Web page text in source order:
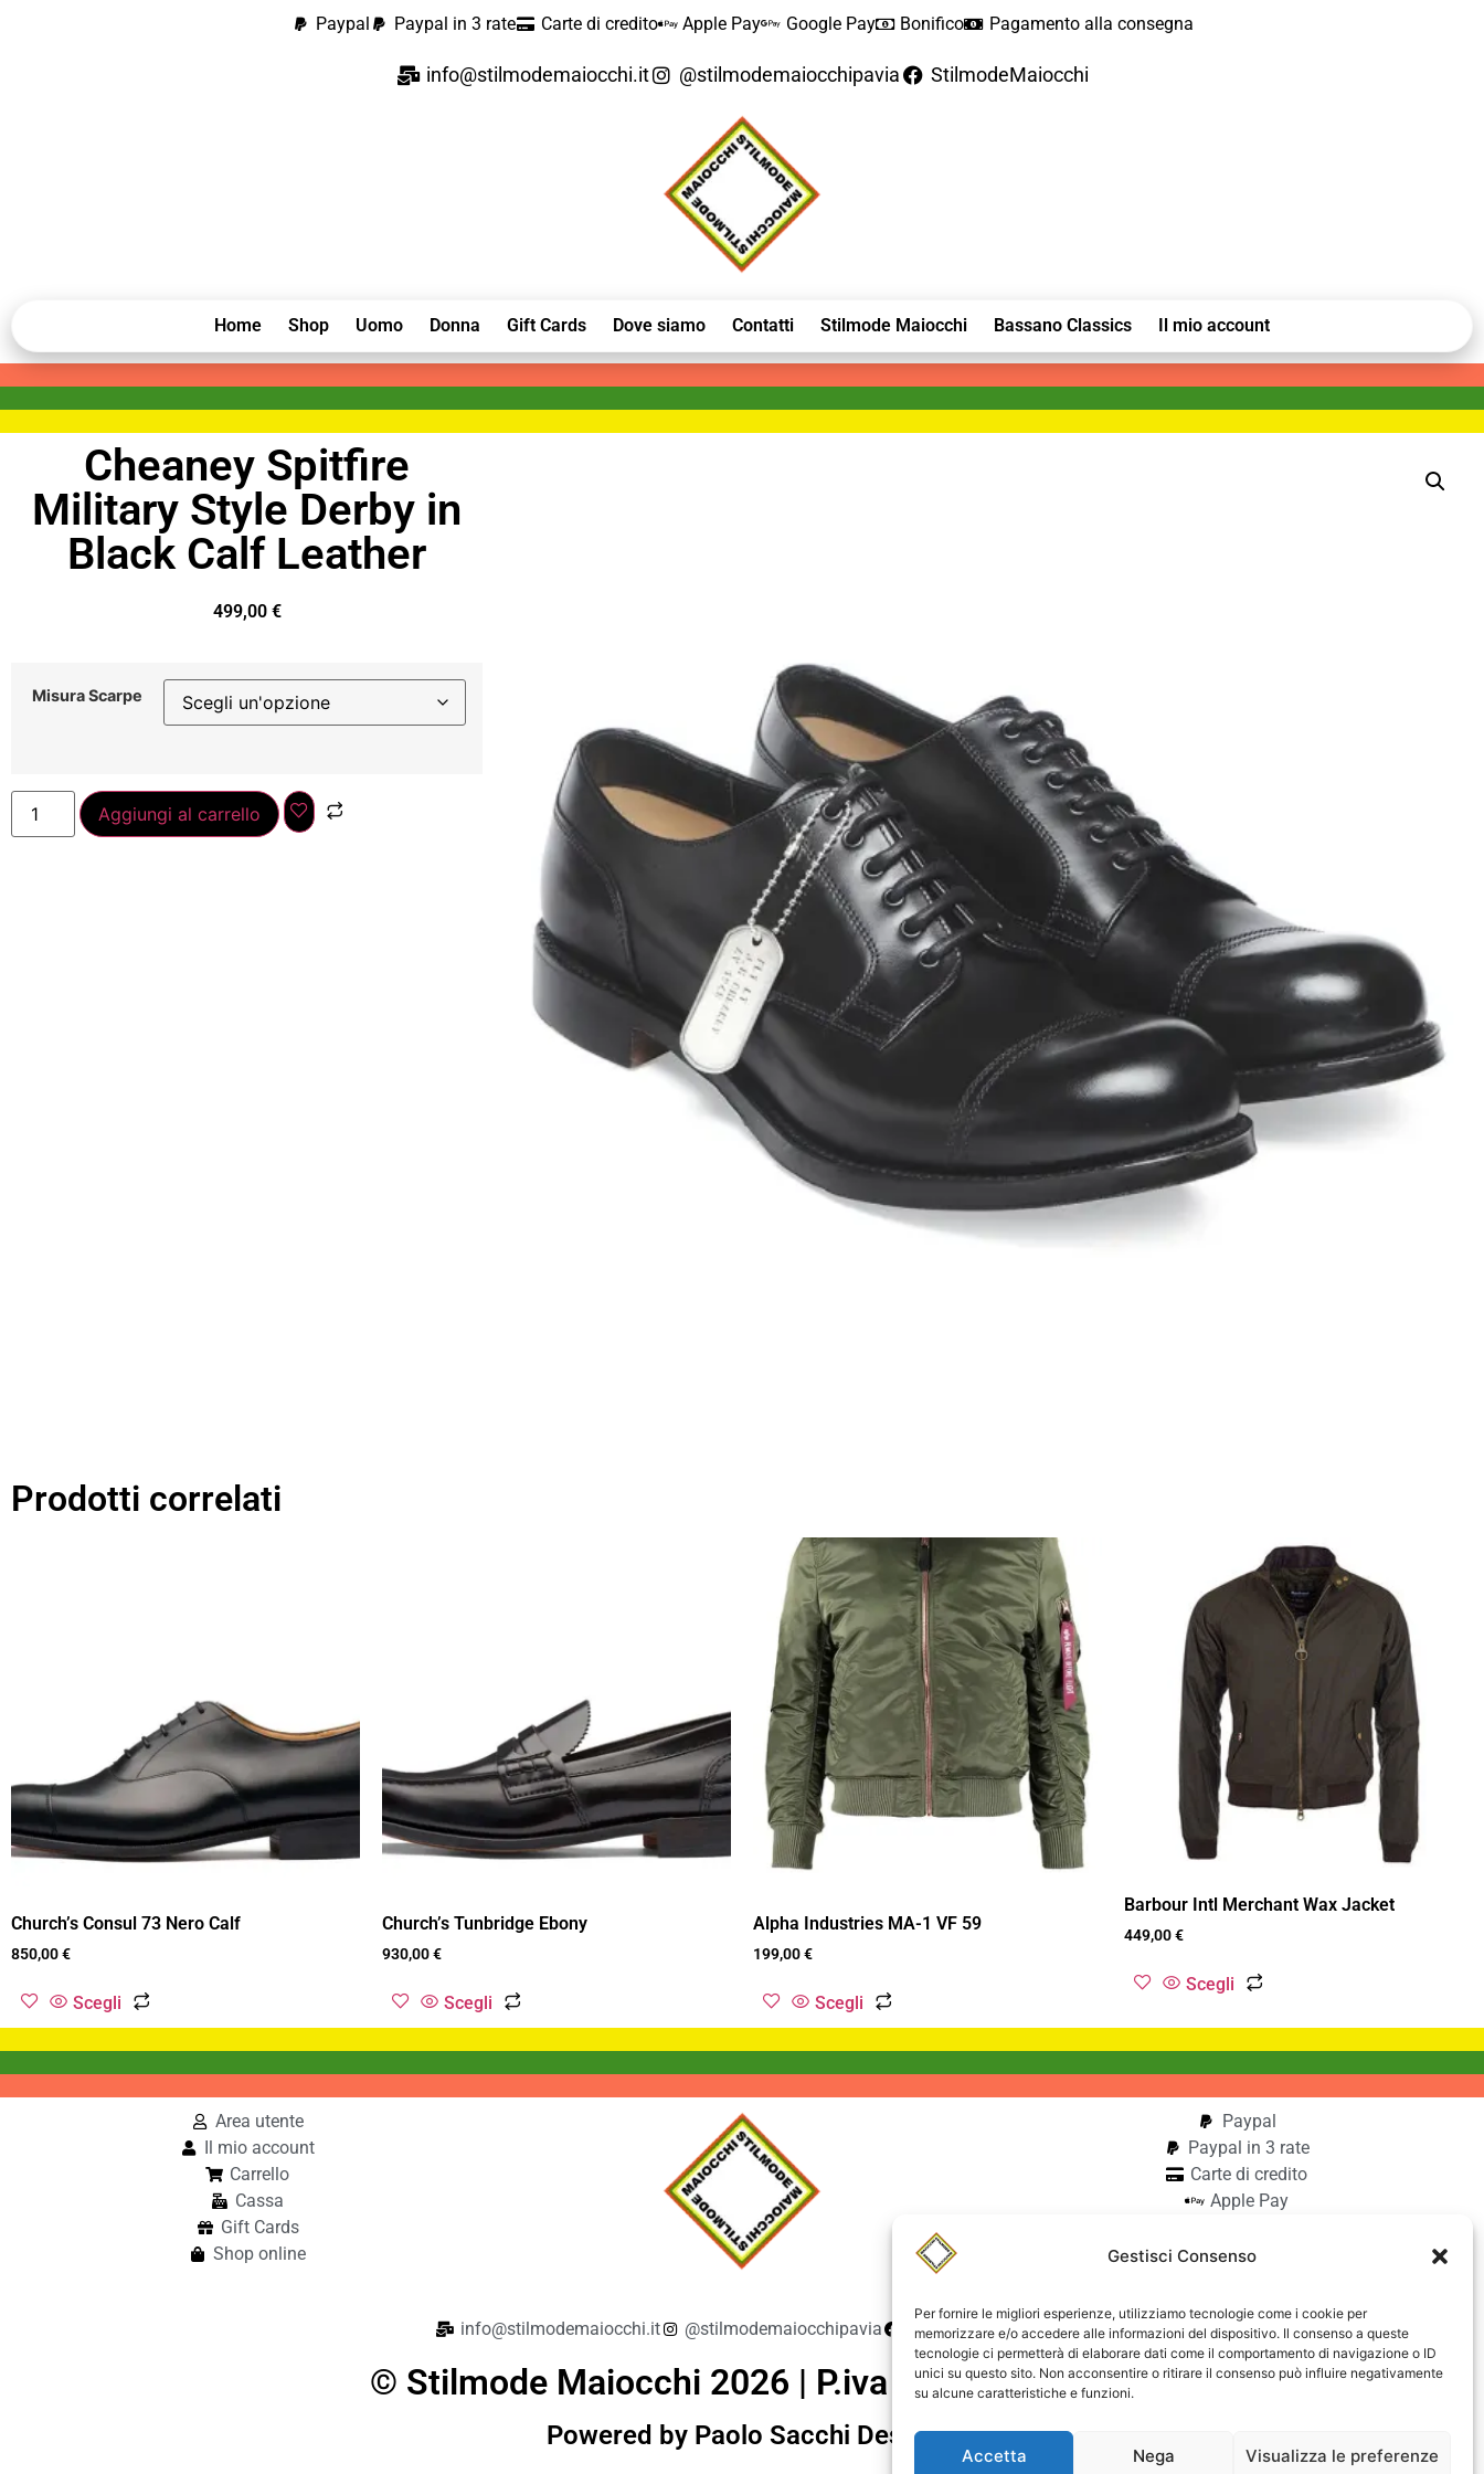
Gestisci Consenso
Per fornire le migliori esperienze, utilizziamo tecnologie come i cookie per
memorizzare e/o accedere alle informazioni del dispositivo. Il consenso a queste
tecnologie ci permetterà di elaborare dati come il comportamento di navigazione o ID
unici su questo sito. Non acconsentire o ritirare il consenso può influire negativamente
su alcune caratteristiche e funzioni.
Accetta Nega Visualizza le preferenze
Paypal Paypal in 3 rate Carte di credito Apple Pay Google Pay Bonifico Pagamento alla consegna
info@stilmodemaiocchi.it @stilmodemaiocchipavia StilmodeMaiocchi
Home Shop Uomo Donna Gift Cards Dove siamo Contatti Stilmode Maiocchi Bassano Classics Il mio account
Cheaney Spitfire
Military Style Derby in
Black Calf Leather
499,00 €
Misura Scarpe
Aggiungi al carrello
Prodotti correlati
Church’s Consul 73 Nero Calf
850,00€
Scegli
Church’s Tunbridge Ebony
930,00€
Scegli
Alpha Industries MA-1 VF 59
199,00€
Scegli
Barbour Intl Merchant Wax Jacket
449,00€
Scegli
Area utente
Il mio account
Carrello
Cassa
Gift Cards
Shop online
Paypal
Paypal in 3 rate
Carte di credito
Apple Pay
Bonifico
info@stilmodemaiocchi.it @stilmodemaiocchipavia StilmodeMaiocchi
© Stilmode Maiocchi 2026 | P.iva 01942740182
Powered by Paolo Sacchi Design